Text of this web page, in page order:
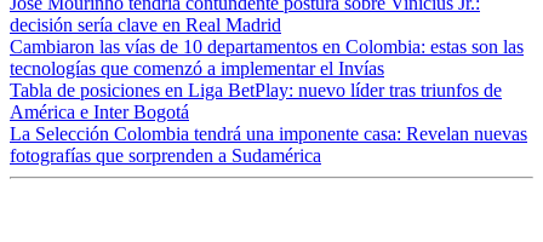
decisión sería clave en Real Madrid
Cambiaron las vías de 10 departamentos en Colombia: estas son las
tecnologías que comenzó a implementar el Invías
Tabla de posiciones en Liga BetPlay: nuevo líder tras triunfos de
América e Inter Bogotá
La Selección Colombia tendrá una imponente casa: Revelan nuevas
fotografías que sorprenden a Sudamérica